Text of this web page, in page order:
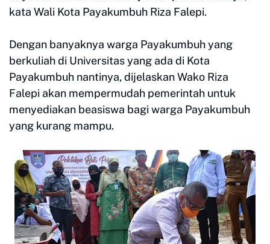
kata Wali Kota Payakumbuh Riza Falepi.
Dengan banyaknya warga Payakumbuh yang
berkuliah di Universitas yang ada di Kota
Payakumbuh nantinya, dijelaskan Wako Riza
Falepi akan mempermudah pemerintah untuk
menyediakan beasiswa bagi warga Payakumbuh
yang kurang mampu.